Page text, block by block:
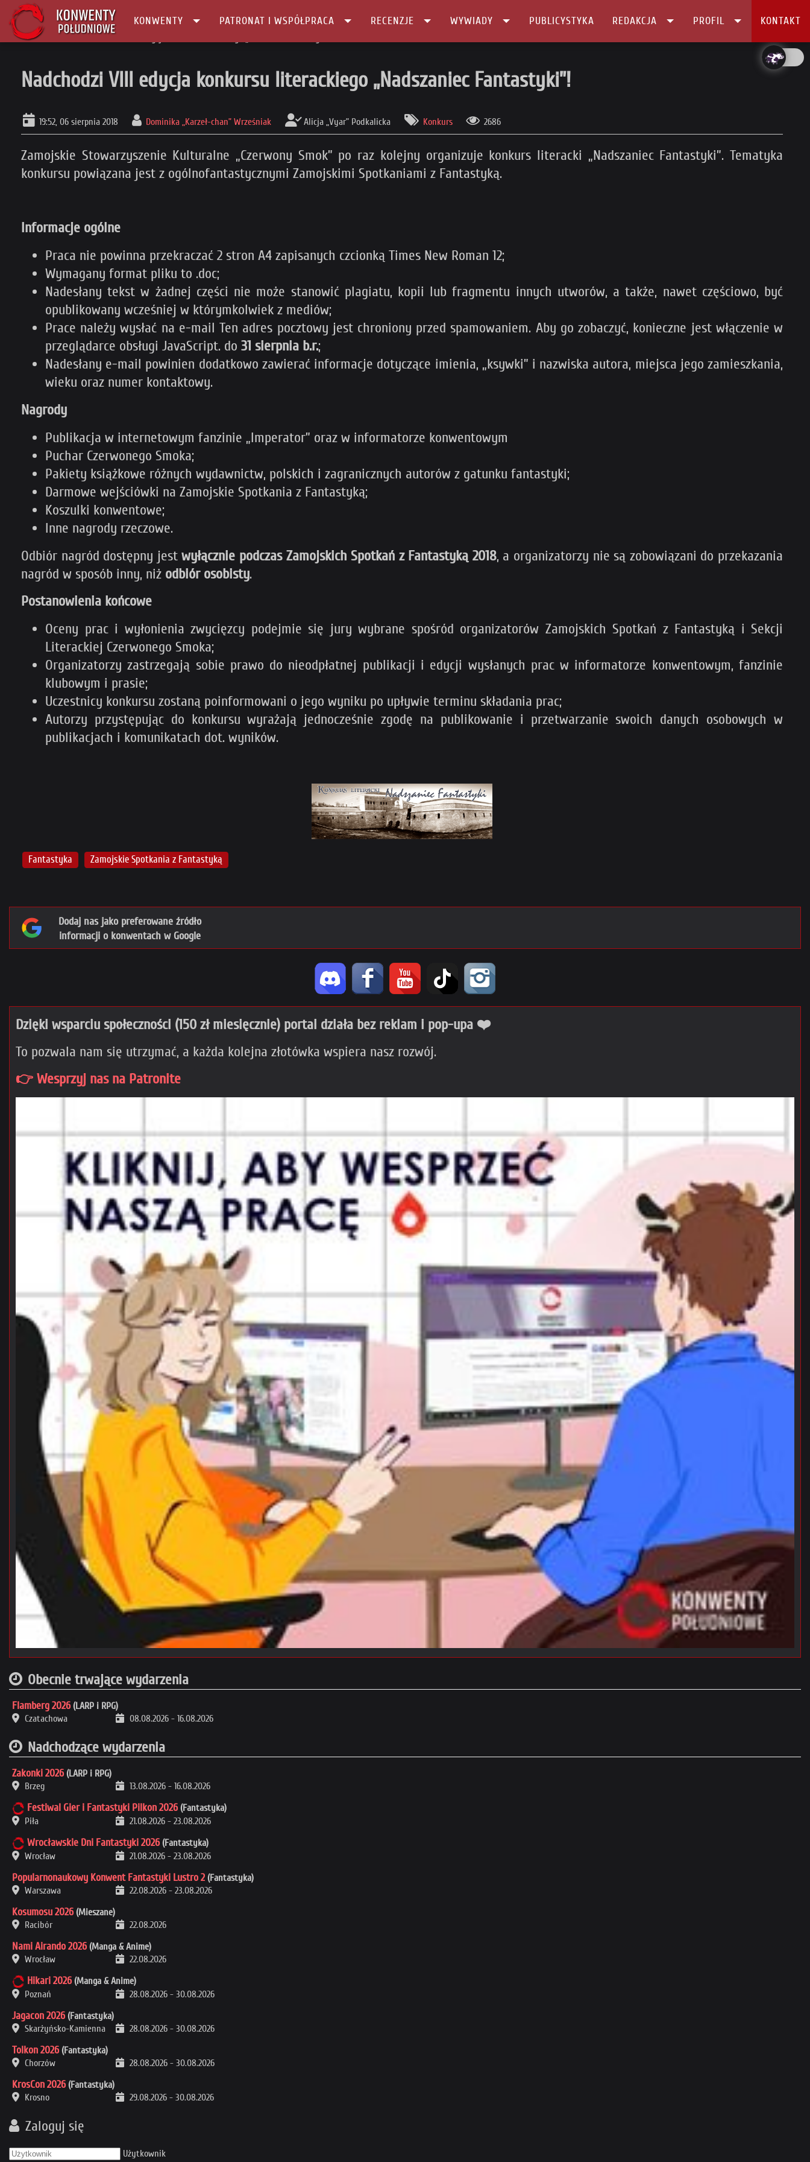
KONWENTY PATRONAT I WSPÓŁPRACA RECENZJE WYWIADY PUBLICYSTYKA REDAKCJA PROFIL KONTAKT
Główna
Nadchodzi VIII edycja konkursu literackiego „Nadszaniec Fantastyki”!
19:52, 06 sierpnia 2018 Dominika „Karzeł-chan” Wrześniak Alicja „Vyar” Podkalicka Konkurs 2686
Zamojskie Stowarzyszenie Kulturalne „Czerwony Smok” po raz kolejny organizuje konkurs literacki „Nadszaniec Fantastyki”. Tematyka
konkursu powiązana jest z ogólnofantastycznymi Zamojskimi Spotkaniami z Fantastyką.
Informacje ogólne
Praca nie powinna przekraczać 2 stron A4 zapisanych czcionką Times New Roman 12;
Wymagany format pliku to .doc;
Nadesłany tekst w żadnej części nie może stanowić plagiatu, kopii lub fragmentu innych utworów, a także, nawet częściowo, być
opublikowany wcześniej w którymkolwiek z mediów;
Prace należy wysłać na e-mailTen adres pocztowy jest chroniony przed spamowaniem. Aby go zobaczyć, konieczne jest włączenie w
przeglądarce obsługi JavaScript. do 31 sierpnia b.r.;
Nadesłany e-mail powinien dodatkowo zawierać informacje dotyczące imienia, „ksywki” i nazwiska autora, miejsca jego zamieszkania,
wieku oraz numer kontaktowy.
Nagrody
Publikacja w internetowym fanzinie „Imperator” oraz w informatorze konwentowym
Puchar Czerwonego Smoka;
Pakiety książkowe różnych wydawnictw, polskich i zagranicznych autorów z gatunku fantastyki;
Darmowe wejściówki na Zamojskie Spotkania z Fantastyką;
Koszulki konwentowe;
Inne nagrody rzeczowe.
Odbiór nagród dostępny jestwyłącznie podczas Zamojskich Spotkań z Fantastyką 2018, a organizatorzy nie są zobowiązani do przekazania
nagród w sposób inny, niż odbiór osobisty.
Postanowienia końcowe
Oceny prac i wyłonienia zwycięzcy podejmie się jury wybrane spośród organizatorów Zamojskich Spotkań z Fantastyką i Sekcji
Literackiej Czerwonego Smoka;
Organizatorzy zastrzegają sobie prawo do nieodpłatnej publikacji i edycji wysłanych prac w informatorze konwentowym, fanzinie
klubowym i prasie;
Uczestnicy konkursu zostaną poinformowani o jego wyniku po upływie terminu składania prac;
Autorzy przystępując do konkursu wyrażają jednocześnie zgodę na publikowanie i przetwarzanie swoich danych osobowych w
publikacjach i komunikatach dot. wyników.
Fantastyka Zamojskie Spotkania z Fantastyką
Dodaj nas jako preferowane źródło
informacji o konwentach w Google
Dzięki wsparciu społeczności (150 zł miesięcznie) portal działa bez reklam i pop-upa ❤️
To pozwala nam się utrzymać, a każda kolejna złotówka wspiera nasz rozwój.
👉 Wesprzyj nas na Patronite
Obecnie trwające wydarzenia
Flamberg 2026 (LARP i RPG)
Czatachowa
08.08.2026 - 16.08.2026
Nadchodzące wydarzenia
Zakonki 2026 (LARP i RPG)
Brzeg
13.08.2026 - 16.08.2026
Festiwal Gier i Fantastyki Pilkon 2026 (Fantastyka)
Piła
21.08.2026 - 23.08.2026
Wrocławskie Dni Fantastyki 2026 (Fantastyka)
Wrocław
21.08.2026 - 23.08.2026
Popularnonaukowy Konwent Fantastyki Lustro 2 (Fantastyka)
Warszawa
22.08.2026 - 23.08.2026
Kosumosu 2026 (Mieszane)
Racibór
22.08.2026
Nami Airando 2026 (Manga & Anime)
Wrocław
22.08.2026
Hikari 2026 (Manga & Anime)
Poznań
28.08.2026 - 30.08.2026
Jagacon 2026 (Fantastyka)
Skarżyńsko-Kamienna
28.08.2026 - 30.08.2026
Tolkon 2026 (Fantastyka)
Chorzów
28.08.2026 - 30.08.2026
KrosCon 2026 (Fantastyka)
Krosno
29.08.2026 - 30.08.2026
Zaloguj się
Użytkownik